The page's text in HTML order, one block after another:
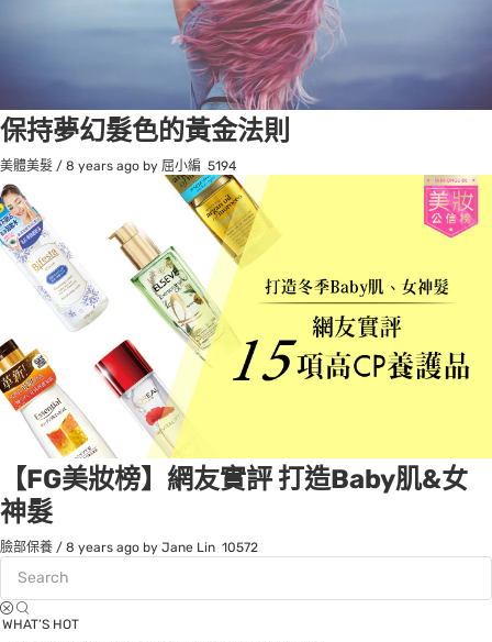
保持夢幻髮色的黃金法則
美體美髮 / 8 years ago by 屈小編 5194
【FG美妝榜】網友實評 打造Baby肌&女
神髮
臉部保養 / 8 years ago by Jane Lin 10572
WHAT’S HOT